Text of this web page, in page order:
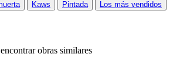
Kaws Pintada Los más vendidos
obras similares